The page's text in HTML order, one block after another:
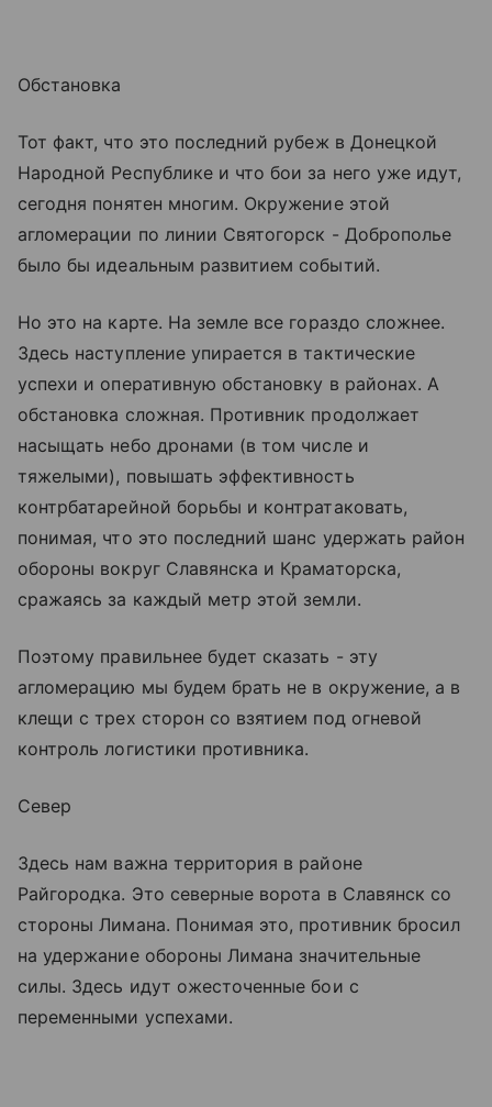
Обстановка
Тот факт, что это последний рубеж в Донецкой
Народной Республике и что бои за него уже идут,
сегодня понятен многим. Окружение этой
агломерации по линии Святогорск - Доброполье
было бы идеальным развитием событий.
Но это на карте. На земле все гораздо сложнее.
Здесь наступление упирается в тактические
успехи и оперативную обстановку в районах. А
обстановка сложная. Противник продолжает
насыщать небо дронами (в том числе и
тяжелыми), повышать эффективность
контрбатарейной борьбы и контратаковать,
понимая, что это последний шанс удержать район
обороны вокруг Славянска и Краматорска,
сражаясь за каждый метр этой земли.
Поэтому правильнее будет сказать - эту
агломерацию мы будем брать не в окружение, а в
клещи с трех сторон со взятием под огневой
контроль логистики противника.
Север
Здесь нам важна территория в районе
Райгородка. Это северные ворота в Славянск со
стороны Лимана. Понимая это, противник бросил
на удержание обороны Лимана значительные
силы. Здесь идут ожесточенные бои с
переменными успехами.